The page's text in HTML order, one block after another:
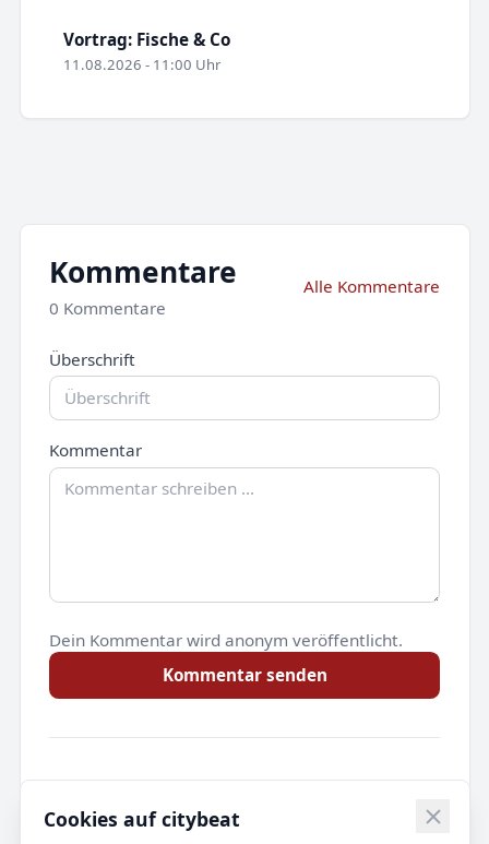
Vortrag: Fische & Co
11.08.2026 - 11:00 Uhr
Kommentare
0 Kommentare
Alle Kommentare
Überschrift
Kommentar
Dein Kommentar wird anonym veröffentlicht.
Kommentar senden
Noch keine Kommentare.
Cookies auf citybeat